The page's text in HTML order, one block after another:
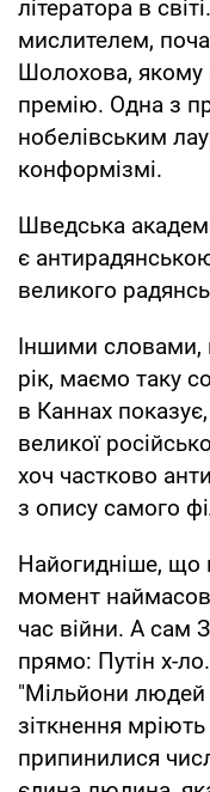
літератора в
мислителем,
Шолохова, якому
премію. Одна з
нобелівським
конформізмі.
Шведська
є
великого
Іншими словами,
рік, маємо таку
в Каннах
великої
хоч частково
з опису самого
Найогидніше, що
момент
час війни. А сам
прямо: Путін х-
"Мільйони людей
зіткнення
припинилися